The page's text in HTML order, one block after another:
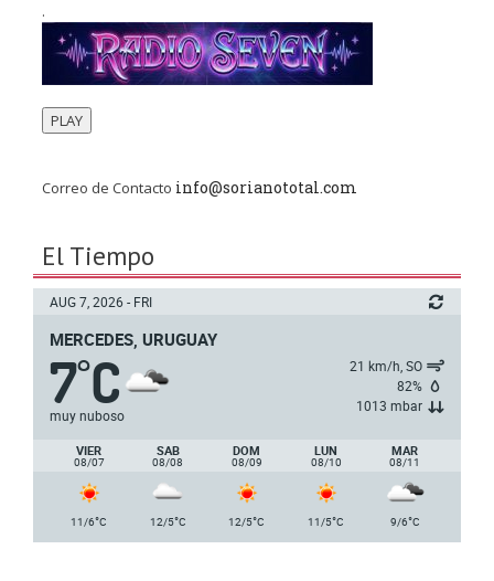
.
PLAY
Correo de Contacto info@sorianototal.com
El Tiempo
AUG 7, 2026 - FRI
MERCEDES, URUGUAY
7°C
muy nuboso
21 km/h, SO
82%
1013 mbar
VIER
08/07
SAB
08/08
DOM
08/09
LUN
08/10
MAR
08/11
11/6°C 12/5°C 12/5°C 11/5°C 9/6°C